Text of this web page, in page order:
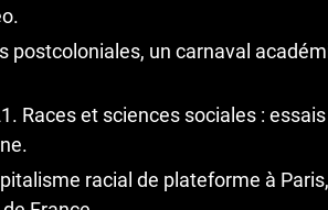
postcoloniales, un carnaval
Races et sciences sociales :
racial de plateforme à